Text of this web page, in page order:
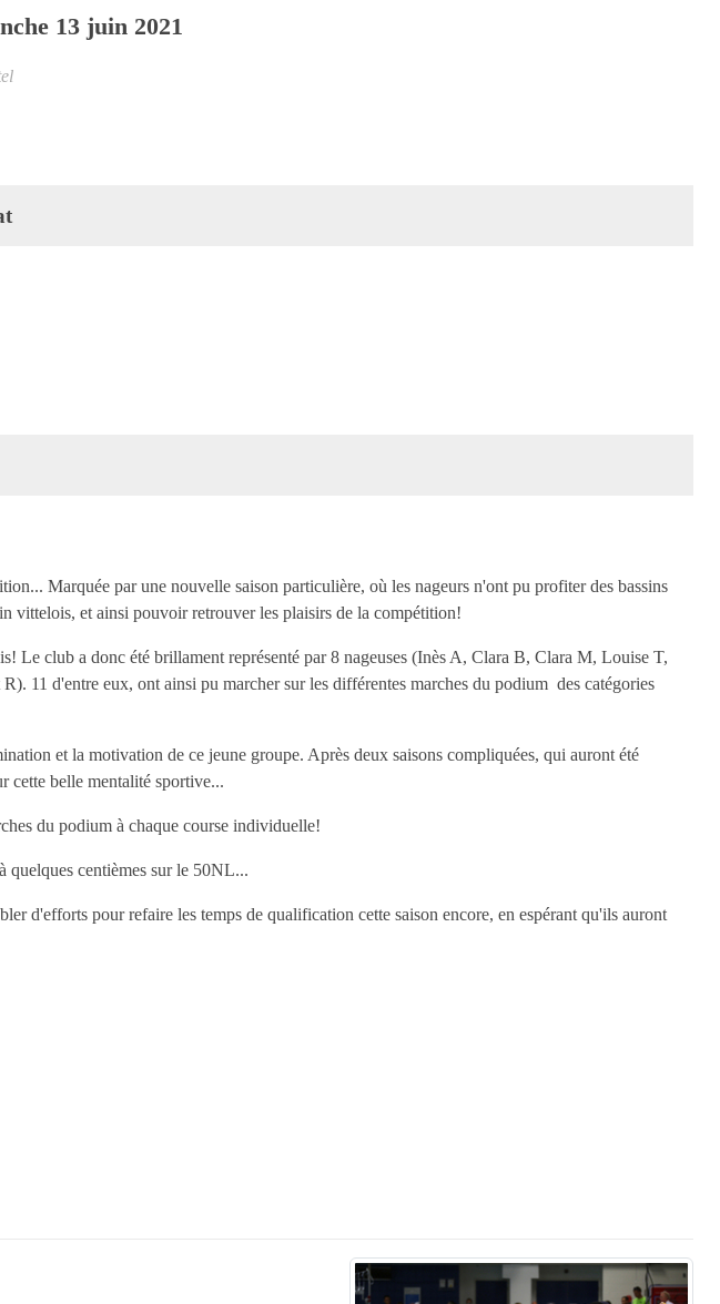
13 juin 2021
Marquée par une nouvelle saison particulière, où les nageurs n'ont pu profiter des bassins
vittelois, et ainsi pouvoir retrouver les plaisirs de la compétition!
Le club a donc été brillament représenté par 8 nageuses (Inès A, Clara B, Clara M, Louise T,
d'entre eux, ont ainsi pu marcher sur les différentes marches du podium des catégories
et la motivation de ce jeune groupe. Après deux saisons compliquées, qui auront été
cette belle mentalité sportive...
du podium à chaque course individuelle!
centièmes sur le 50NL...
d'efforts pour refaire les temps de qualification cette saison encore, en espérant qu'ils auront